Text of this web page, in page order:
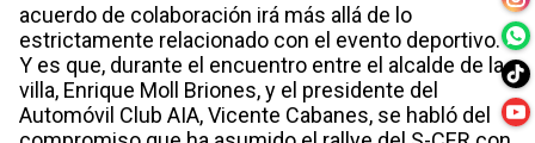
acuerdo de colaboración irá más allá de lo
estrictamente relacionado con el evento deportivo.
Y es que, durante el encuentro entre el alcalde de la
villa, Enrique Moll Briones, y el presidente del
Automóvil Club AIA, Vicente Cabanes, se habló del